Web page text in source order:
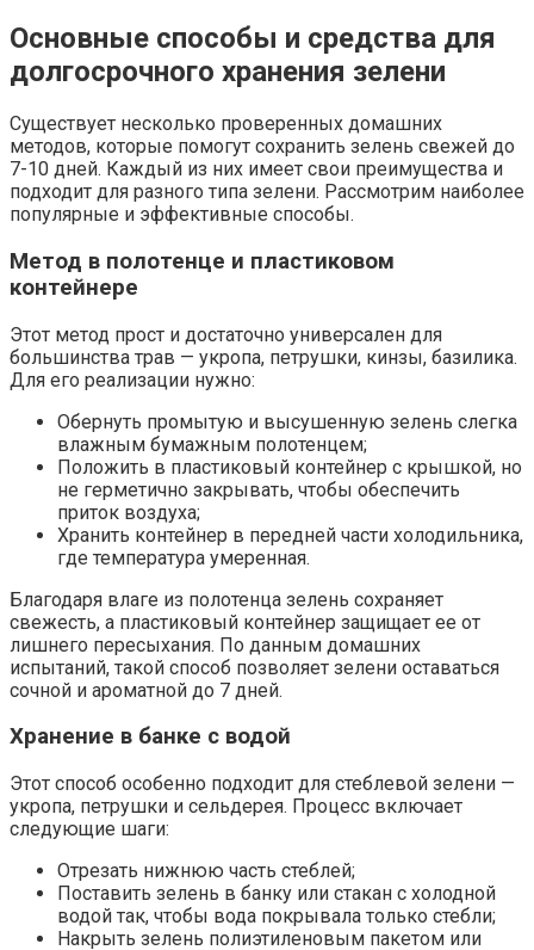
Основные способы и средства для
долгосрочного хранения зелени
Существует несколько проверенных домашних
методов, которые помогут сохранить зелень свежей до
7-10 дней. Каждый из них имеет свои преимущества и
подходит для разного типа зелени. Рассмотрим наиболее
популярные и эффективные способы.
Метод в полотенце и пластиковом
контейнере
Этот метод прост и достаточно универсален для
большинства трав — укропа, петрушки, кинзы, базилика.
Для его реализации нужно:
Обернуть промытую и высушенную зелень слегка
влажным бумажным полотенцем;
Положить в пластиковый контейнер с крышкой, но
не герметично закрывать, чтобы обеспечить
приток воздуха;
Хранить контейнер в передней части холодильника,
где температура умеренная.
Благодаря влаге из полотенца зелень сохраняет
свежесть, а пластиковый контейнер защищает ее от
лишнего пересыхания. По данным домашних
испытаний, такой способ позволяет зелени оставаться
сочной и ароматной до 7 дней.
Хранение в банке с водой
Этот способ особенно подходит для стеблевой зелени —
укропа, петрушки и сельдерея. Процесс включает
следующие шаги:
Отрезать нижнюю часть стеблей;
Поставить зелень в банку или стакан с холодной
водой так, чтобы вода покрывала только стебли;
Накрыть зелень полиэтиленовым пакетом или